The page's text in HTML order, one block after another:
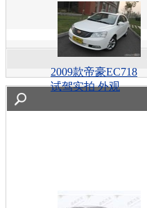
2009款帝豪EC718
试驾实拍 外观